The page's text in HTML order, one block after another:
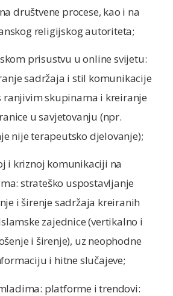
društvene procese, kao i na
religijskog autoriteta;
prisustvu u online svijetu:
sadržaja i stil komunikacije
skupinama i kreiranje
u savjetovanju (npr.
nije terapeutsko djelovanje);
i kriznoj komunikaciji na
strateško uspostavljanje
i širenje sadržaja kreiranih
zajednice (vertikalno i
i širenje), uz neophodne
i hitne slučajeve;
platforme i trendovi: